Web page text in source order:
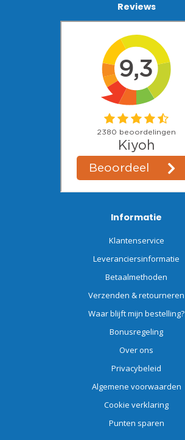
Reviews
Informatie
Klantenservice
Leveranciersinformatie
Betaalmethoden
Verzenden & retourneren
Waar blijft mijn bestelling?
Bonusregeling
Over ons
Privacybeleid
Algemene voorwaarden
Cookie verklaring
Punten sparen